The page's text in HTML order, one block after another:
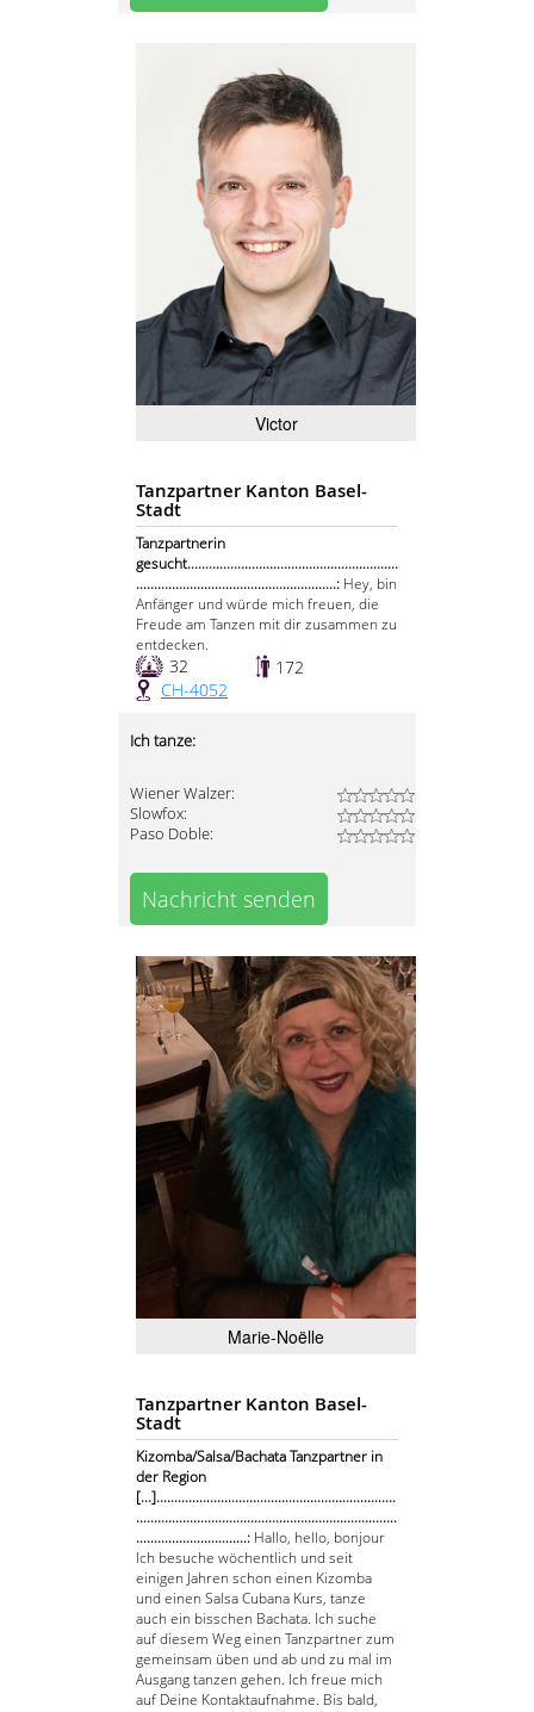
Victor
Tanzpartner Kanton Basel-
Stadt
Tanzpartnerin
gesucht...........................................................
........................................................: Hey, bin
Anfänger und würde mich freuen, die
Freude am Tanzen mit dir zusammen zu
entdecken.
32
172
CH-4052
Ich tanze:
Wiener Walzer:
Slowfox:
Paso Doble:
Nachricht senden
Marie-Noëlle
Tanzpartner Kanton Basel-
Stadt
Kizomba/Salsa/Bachata Tanzpartner in
der Region
[...]...................................................................
.........................................................................
...............................: Hallo, hello, bonjour
Ich besuche wöchentlich und seit
einigen Jahren schon einen Kizomba
und einen Salsa Cubana Kurs, tanze
auch ein bisschen Bachata. Ich suche
auf diesem Weg einen Tanzpartner zum
gemeinsam üben und ab und zu mal im
Ausgang tanzen gehen. Ich freue mich
auf Deine Kontaktaufnahme. Bis bald,